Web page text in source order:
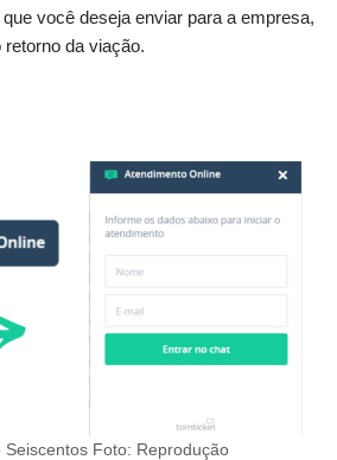
você deseja enviar para a empresa,
da viação.
Foto: Reprodução